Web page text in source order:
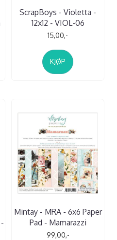
ScrapBoys - Violetta -
12x12 - VIOL-06
15,00,-
KJØP
Mintay - MRA - 6x6 Paper
Pad - Mamarazzi
99,00,-